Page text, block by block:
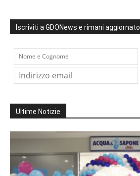
Iscriviti a GDONews e rimani aggiornato
Ultime Notizie